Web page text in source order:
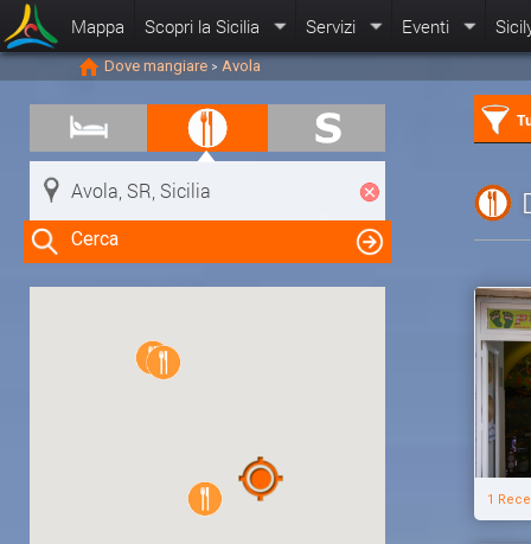
Mappa Scopri la Sicilia Servizi Eventi
Dove mangiare > Avola
Cerca
Clicca su una risorsa nella mappa
1